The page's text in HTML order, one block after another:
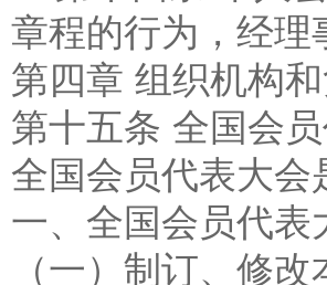
章程的行为，经
第四章 组织机构
第十五条 全国会
全国会员代表大
一、全国会员代表
（一）制订、修